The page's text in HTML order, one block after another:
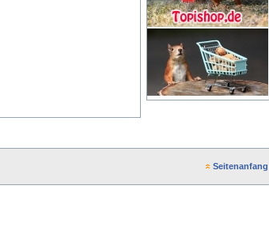
Seitenanfang